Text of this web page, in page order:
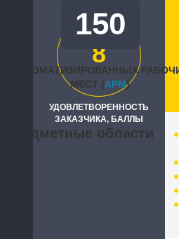
8
УДОВЛЕТВОРЕННОСТЬ
ЗАКАЗЧИКА, БАЛЛЫ
150
АВТОМАТИЗИРОВАННЫХ
МЕСТ (APM)
Предметные области